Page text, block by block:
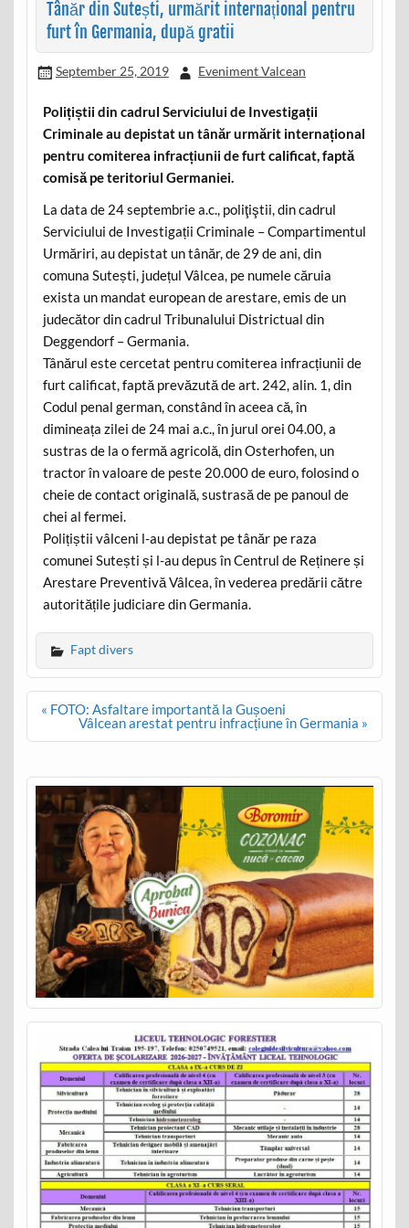
Tânăr din Sutești, urmărit internațional pentru
furt în Germania, după gratii
September 25, 2019 Eveniment Valcean
Polițiștii din cadrul Serviciului de Investigații
Criminale au depistat un tânăr urmărit internațional
pentru comiterea infracțiunii de furt calificat, faptă
comisă pe teritoriul Germaniei.
La data de 24 septembrie a.c., poliţiştii, din cadrul
Serviciului de Investigații Criminale – Compartimentul
Urmăriri, au depistat un tânăr, de 29 de ani, din
comuna Sutești, județul Vâlcea, pe numele căruia
exista un mandat european de arestare, emis de un
judecător din cadrul Tribunalului Districtual din
Deggendorf – Germania.
Tânărul este cercetat pentru comiterea infracțiunii de
furt calificat, faptă prevăzută de art. 242, alin. 1, din
Codul penal german, constând în aceea că, în
dimineața zilei de 24 mai a.c., în jurul orei 04.00, a
sustras de la o fermă agricolă, din Osterhofen, un
tractor în valoare de peste 20.000 de euro, folosind o
cheie de contact originală, sustrasă de pe panoul de
chei al fermei.
Polițiștii vâlceni l-au depistat pe tânăr pe raza
comunei Sutești și l-au depus în Centrul de Reținere și
Arestare Preventivă Vâlcea, în vederea predării către
autoritățile judiciare din Germania.
Fapt divers
Post
navigation
« FOTO: Asfaltare importantă la Gușoeni
Vâlcean arestat pentru infracțiune în Germania »